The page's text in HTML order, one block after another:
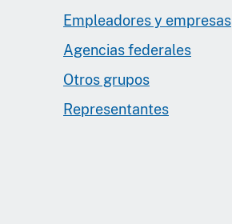
Empleadores y empresas
Agencias federales
Otros grupos
Representantes